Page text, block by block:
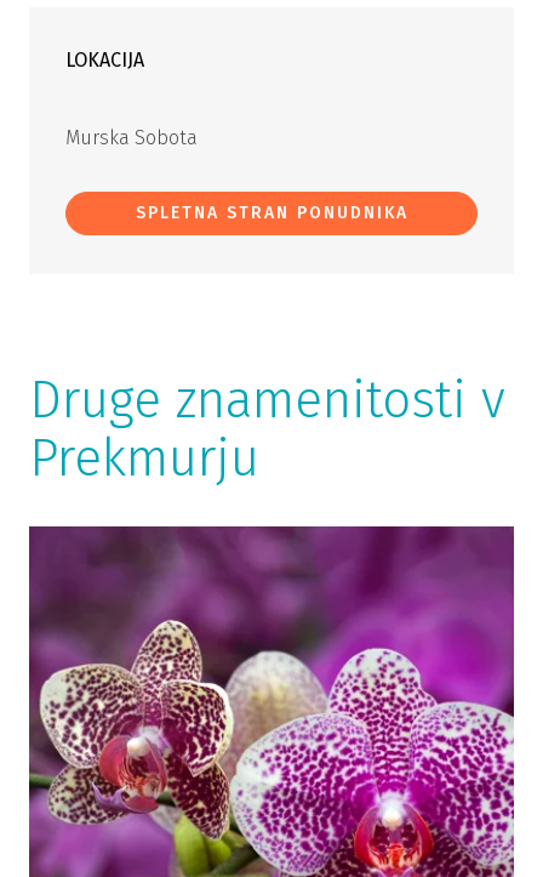
LOKACIJA
Murska Sobota
SPLETNA STRAN PONUDNIKA
Druge znamenitosti v
Prekmurju